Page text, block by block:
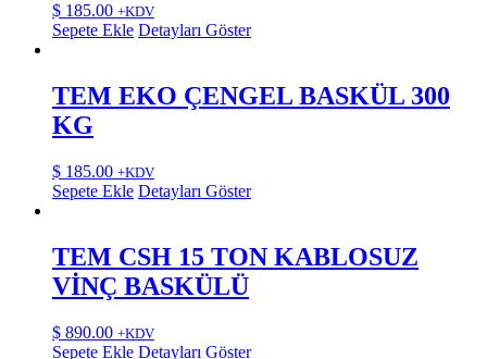
$ 185.00 +KDV
Sepete Ekle Detayları Göster
TEM EKO ÇENGEL BASKÜL 300
KG
$ 185.00 +KDV
Sepete Ekle Detayları Göster
TEM CSH 15 TON KABLOSUZ
VİNÇ BASKÜLÜ
$ 890.00 +KDV
Sepete Ekle Detayları Göster